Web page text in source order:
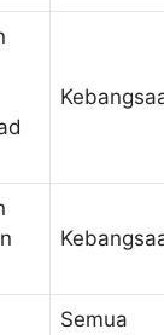
Semua